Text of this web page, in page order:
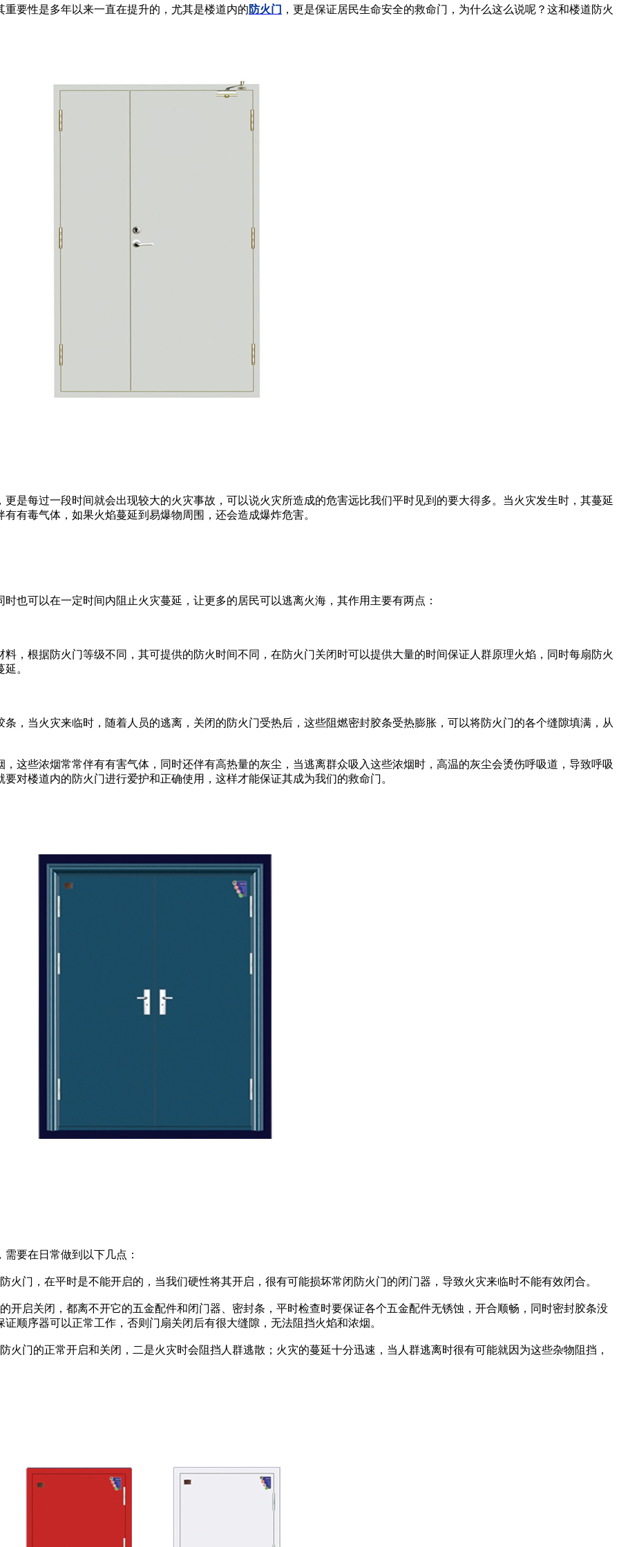
要性是多年以来一直在提升的，尤其是楼道内的 防火门 ，更是保证居民生命安全的救命门，为什么这么说呢？这和楼道防火
每过一段时间就会出现较大的火灾事故，可以说火灾所造成的危害远比我们平时见到的要大得多。当火灾发生时，其蔓延
有毒气体，如果火焰蔓延到易爆物周围，还会造成爆炸危害。
可以在一定时间内阻止火灾蔓延，让更多的居民可以逃离火海，其作用主要有两点：
根据防火门等级不同，其可提供的防火时间不同，在防火门关闭时可以提供大量的时间保证人群原理火焰，同时每扇防火
。
当火灾来临时，随着人员的逃离，关闭的防火门受热后，这些阻燃密封胶条受热膨胀，可以将防火门的各个缝隙填满，从
些浓烟常常伴有有害气体，同时还伴有高热量的灰尘，当逃离群众吸入这些浓烟时，高温的灰尘会烫伤呼吸道，导致呼吸
对楼道内的防火门进行爱护和正确使用，这样才能保证其成为我们的救命门。
要在日常做到以下几点：
门，在平时是不能开启的，当我们硬性将其开启，很有可能损坏常闭防火门的闭门器，导致火灾来临时不能有效闭合。
启关闭，都离不开它的五金配件和闭门器、密封条，平时检查时要保证各个五金配件无锈蚀，开合顺畅，同时密封胶条没
顺序器可以正常工作，否则门扇关闭后有很大缝隙，无法阻挡火焰和浓烟。
门的正常开启和关闭，二是火灾时会阻挡人群逃散；火灾的蔓延十分迅速，当人群逃离时很有可能就因为这些杂物阻挡，